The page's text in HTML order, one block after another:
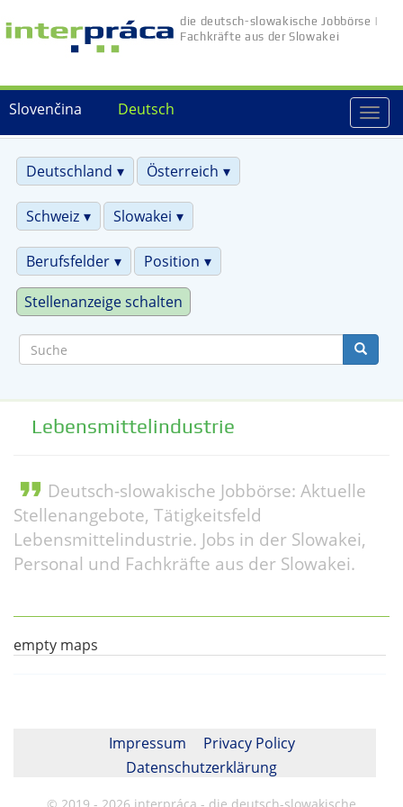
Direkt
zum
Deutsch
Slovenčina
die deutsch-slowakische Jobbörse |
Fachkräfte aus der Slowakei
Deutschland
Österreich
Schweiz Slowakei
Berufsfelder Position
Stellenanzeige schalten
Lebensmittelindustrie
format_quote Deutsch-slowakische Jobbörse: Aktuelle
Stellenangebote, Tätigkeitsfeld
Lebensmittelindustrie. Jobs in der Slowakei,
Personal und Fachkräfte aus der Slowakei.
empty maps
Impressum
Privacy Policy
Datenschutzerklärung